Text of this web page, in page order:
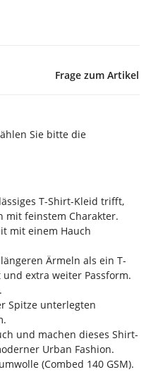
Frage zum Artikel
Sie bitte die
T-Shirt-Kleid trifft,
mit feinstem Charakter.
mit einem Hauch
Ärmeln als ein T-
extra weiter Passform.
Spitze unterlegten
und machen dieses Shirt-
Urban Fashion.
(Combed 140 GSM).